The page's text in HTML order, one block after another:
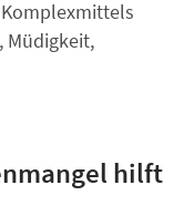
Müdigkeit,
hilft